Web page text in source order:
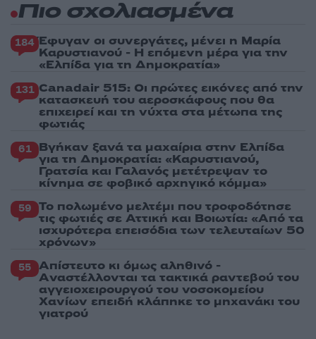
Πιο σχολιασμένα
184 Έφυγαν οι συνεργάτες, μένει η Μαρία
Καρυστιανού - Η επόμενη μέρα για την
«Ελπίδα για τη Δημοκρατία»
131 Canadair 515: Οι πρώτες εικόνες από την
κατασκευή του αεροσκάφους που θα
επιχειρεί και τη νύχτα στα μέτωπα της
φωτιάς
61 Βγήκαν ξανά τα μαχαίρια στην Ελπίδα
για τη Δημοκρατία: «Καρυστιανού,
Γρατσία και Γαλανός μετέτρεψαν το
κίνημα σε φοβικό αρχηγικό κόμμα»
59 Το πολωμένο μελτέμι που τροφοδότησε
τις φωτιές σε Αττική και Βοιωτία: «Από τα
ισχυρότερα επεισόδια των τελευταίων 50
χρόνων»
55 Απίστευτο κι όμως αληθινό -
Aναστέλλονται τα τακτικά ραντεβού του
αγγειοχειρουργού του νοσοκομείου
Χανίων επειδή κλάπηκε το μηχανάκι του
γιατρού